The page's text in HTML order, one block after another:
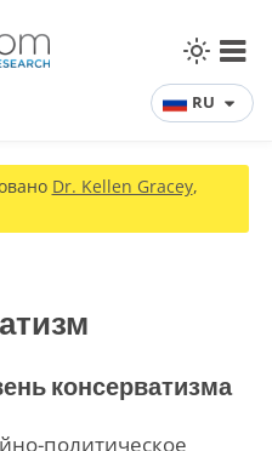
RU
Dr. Kellen Gracey,
консерватизма
политическое